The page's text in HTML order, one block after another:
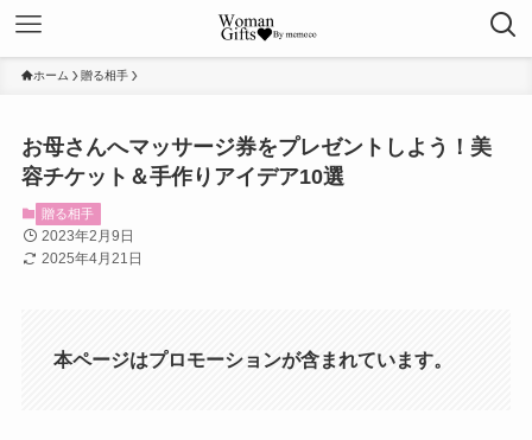
ホーム 贈る相手
お母さんへマッサージ券をプレゼントしよう！美
容チケット＆手作りアイデア10選
贈る相手
2023年2月9日
2025年4月21日
本ページはプロモーションが含まれています。